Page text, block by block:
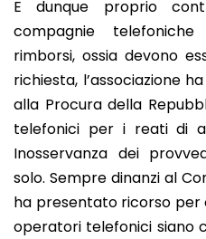
E dunque proprio
compagnie
rimborsi, ossia devono
richiesta, l’associazione
alla Procura della
telefonici per i reati di
Inosservanza dei
solo. Sempre dinanzi al
ha presentato ricorso
operatori telefonici siano